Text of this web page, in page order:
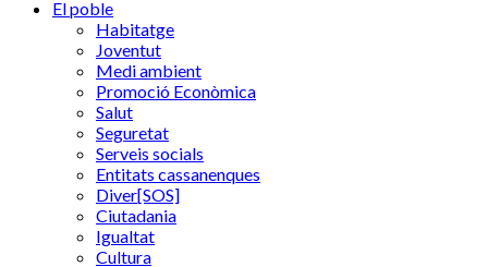
El poble
Habitatge
Joventut
Medi ambient
Promoció Econòmica
Salut
Seguretat
Serveis socials
Entitats cassanenques
Diver[SOS]
Ciutadania
Igualtat
Cultura